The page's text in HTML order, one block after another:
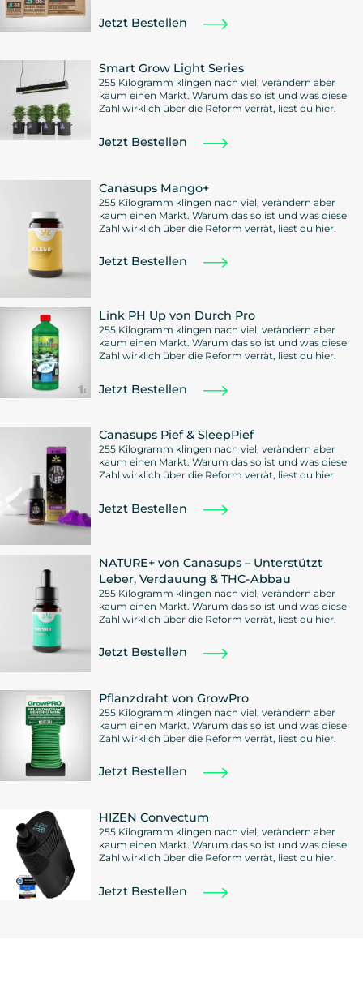
Jetzt Bestellen
Smart Grow Light Series
255 Kilogramm klingen nach viel, verändern aber
kaum einen Markt. Warum das so ist und was diese
Zahl wirklich über die Reform verrät, liest du hier.
Jetzt Bestellen
Canasups Mango+
255 Kilogramm klingen nach viel, verändern aber
kaum einen Markt. Warum das so ist und was diese
Zahl wirklich über die Reform verrät, liest du hier.
Jetzt Bestellen
Link PH Up von Durch Pro
255 Kilogramm klingen nach viel, verändern aber
kaum einen Markt. Warum das so ist und was diese
Zahl wirklich über die Reform verrät, liest du hier.
Jetzt Bestellen
Canasups Pief & SleepPief
255 Kilogramm klingen nach viel, verändern aber
kaum einen Markt. Warum das so ist und was diese
Zahl wirklich über die Reform verrät, liest du hier.
Jetzt Bestellen
NATURE+ von Canasups – Unterstützt
Leber, Verdauung & THC-Abbau
255 Kilogramm klingen nach viel, verändern aber
kaum einen Markt. Warum das so ist und was diese
Zahl wirklich über die Reform verrät, liest du hier.
Jetzt Bestellen
Pflanzdraht von GrowPro
255 Kilogramm klingen nach viel, verändern aber
kaum einen Markt. Warum das so ist und was diese
Zahl wirklich über die Reform verrät, liest du hier.
Jetzt Bestellen
HIZEN Convectum
255 Kilogramm klingen nach viel, verändern aber
kaum einen Markt. Warum das so ist und was diese
Zahl wirklich über die Reform verrät, liest du hier.
Jetzt Bestellen